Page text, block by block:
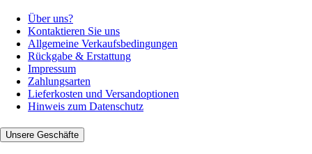
Über uns?
Kontaktieren Sie uns
Allgemeine Verkaufsbedingungen
Rückgabe & Erstattung
Impressum
Zahlungsarten
Lieferkosten und Versandoptionen
Hinweis zum Datenschutz
Unsere Geschäfte